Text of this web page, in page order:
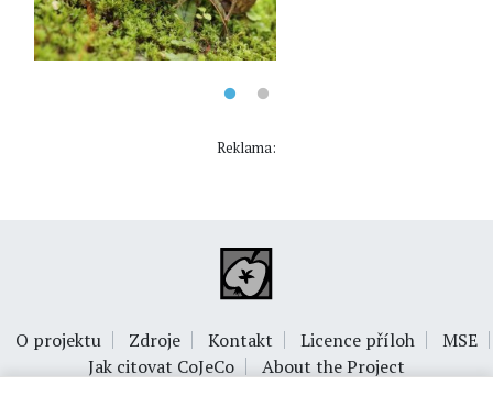
Reklama:
O projektu Zdroje Kontakt Licence příloh
MSE
Jak citovat CoJeCo
About the Project